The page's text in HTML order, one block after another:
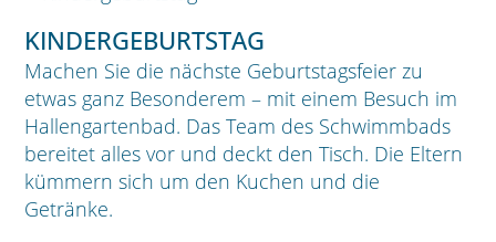
KINDERGEBURTSTAG
Machen Sie die nächste Geburtstagsfeier zu
etwas ganz Besonderem – mit einem Besuch im
Hallengartenbad. Das Team des Schwimmbads
bereitet alles vor und deckt den Tisch. Die Eltern
kümmern sich um den Kuchen und die
Getränke.